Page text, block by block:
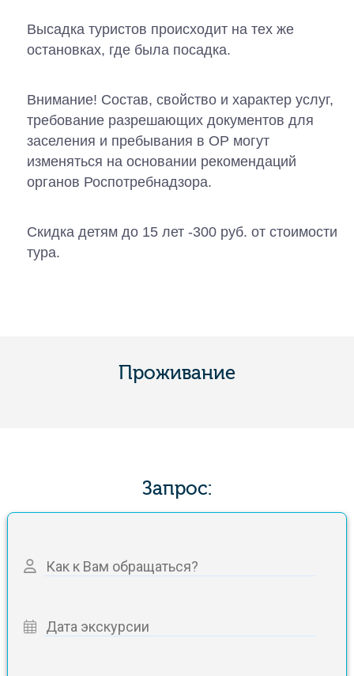
Высадка туристов происходит на тех же
остановках, где была посадка.
Внимание! Состав, свойство и характер услуг,
требование разрешающих документов для
заселения и пребывания в ОР могут
изменяться на основании рекомендаций
органов Роспотребнадзора.
Скидка детям до 15 лет -300 руб. от стоимости
тура.
Проживание
Запрос: